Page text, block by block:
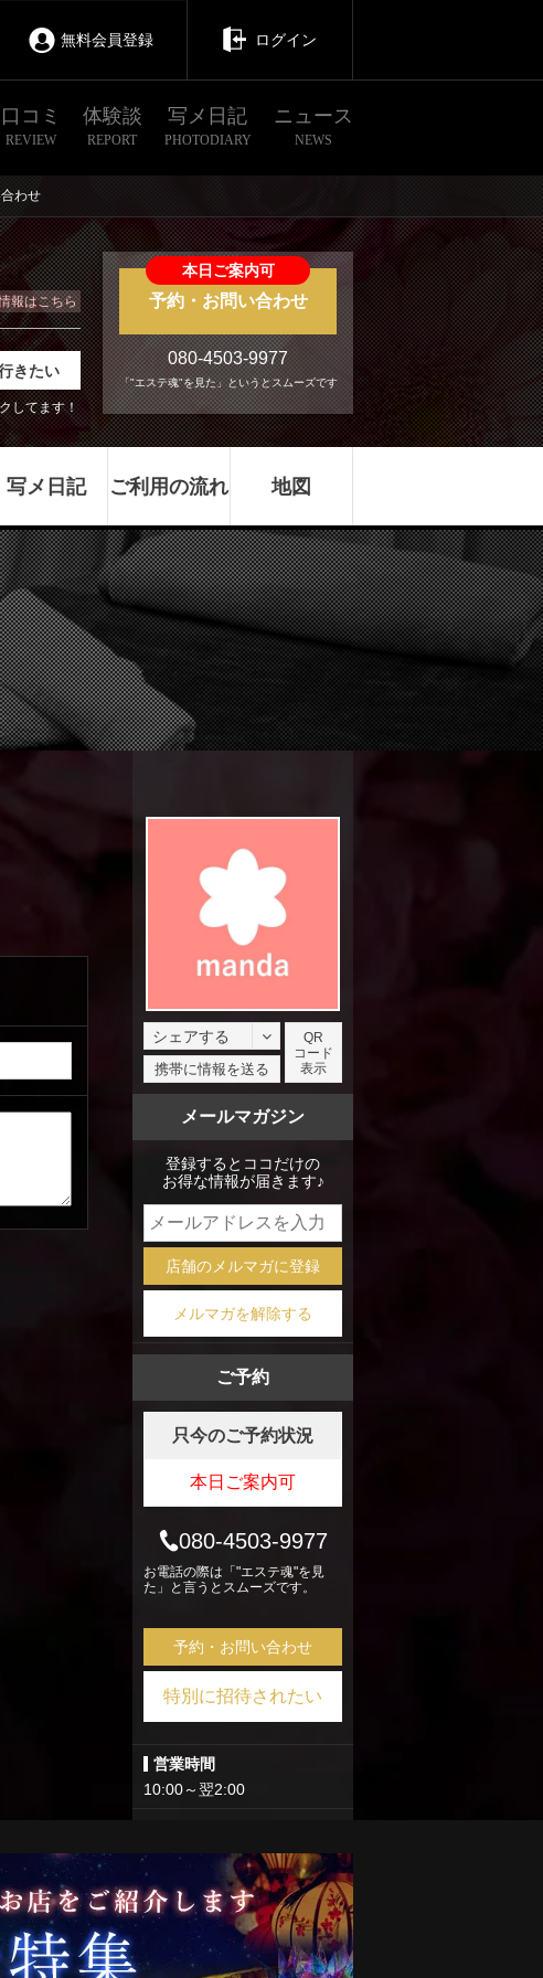
無料会員登録 ログイン
口コミ
REVIEW
体験談
REPORT
写メ日記
PHOTODIARY
ニュース
NEWS
わせ
きたい
してます！
報はこちら
本日ご案内可
予約・お問い合わせ
080-4503-9977
「"エステ魂"を見た」というとスムーズです
写メ日記 ご利用の流れ 地図
シェアする
facebook
携帯に情報を送る
QR
コード
表示
メールマガジン
登録するとココだけの
お得な情報が届きます♪
店舗のメルマガに登録
メルマガを解除する
ご予約
只今のご予約状況
本日ご案内可
080-4503-9977
お電話の際は「"エステ魂"を見
た」と言うとスムーズです。
予約・お問い合わせ
特別に招待されたい
営業時間
10:00～翌2:00